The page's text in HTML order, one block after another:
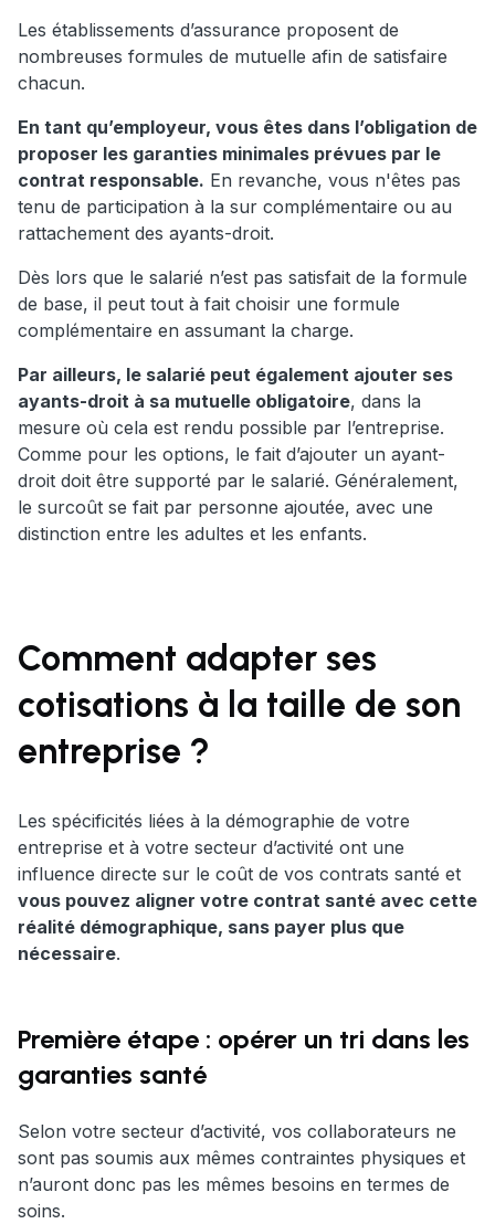
Les établissements d’assurance proposent de
nombreuses formules de mutuelle afin de satisfaire
chacun.
En tant qu’employeur, vous êtes dans l’obligation de
proposer les garanties minimales prévues par le
contrat responsable. En revanche, vous n'êtes pas
tenu de participation à la sur complémentaire ou au
rattachement des ayants-droit.
Dès lors que le salarié n’est pas satisfait de la formule
de base, il peut tout à fait choisir une formule
complémentaire en assumant la charge.
Par ailleurs, le salarié peut également ajouter ses
ayants-droit à sa mutuelle obligatoire, dans la
mesure où cela est rendu possible par l’entreprise.
Comme pour les options, le fait d’ajouter un ayant-
droit doit être supporté par le salarié. Généralement,
le surcoût se fait par personne ajoutée, avec une
distinction entre les adultes et les enfants.
Comment adapter ses
cotisations à la taille de son
entreprise ?
Les spécificités liées à la démographie de votre
entreprise et à votre secteur d’activité ont une
influence directe sur le coût de vos contrats santé et
vous pouvez aligner votre contrat santé avec cette
réalité démographique, sans payer plus que
nécessaire.
Première étape : opérer un tri dans les
garanties santé
Selon votre secteur d’activité, vos collaborateurs ne
sont pas soumis aux mêmes contraintes physiques et
n’auront donc pas les mêmes besoins en termes de
soins.